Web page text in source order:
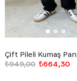
₺664,30
₺949,00